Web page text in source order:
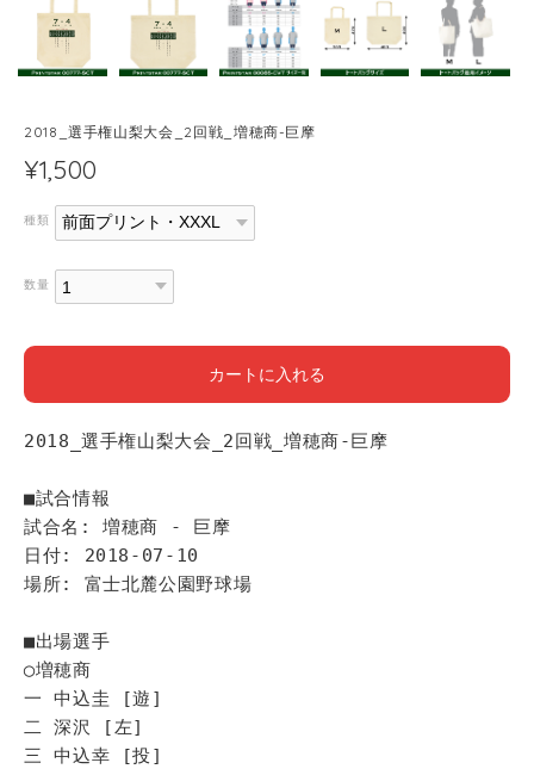
2018_選手権山梨大会_2回戦_増穂商-巨摩
¥1,500
種類
数量
カートに入れる
2018_選手権山梨大会_2回戦_増穂商-巨摩
■試合情報
試合名: 増穂商 - 巨摩
日付: 2018-07-10
場所: 富士北麓公園野球場
■出場選手
◯増穂商
一 中込圭 [遊]
二 深沢 [左]
三 中込幸 [投]